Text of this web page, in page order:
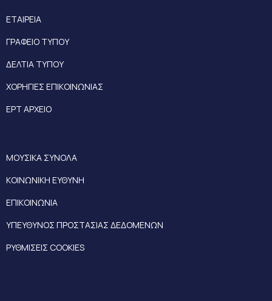
ΕΤΑΙΡΕΙΑ
ΓΡΑΦΕΙΟ ΤΥΠΟΥ
ΔΕΛΤΙΑ ΤΥΠΟΥ
ΧΟΡΗΓΙΕΣ ΕΠΙΚΟΙΝΩΝΙΑΣ
ΕΡΤ ΑΡΧΕΙΟ
ΜΟΥΣΙΚΑ ΣΥΝΟΛΑ
ΚΟΙΝΩΝΙΚΗ ΕΥΘΥΝΗ
ΕΠΙΚΟΙΝΩΝΙΑ
ΥΠΕΥΘΥΝΟΣ ΠΡΟΣΤΑΣΙΑΣ ΔΕΔΟΜΕΝΩΝ
ΡΥΘΜΙΣΕΙΣ COOKIES